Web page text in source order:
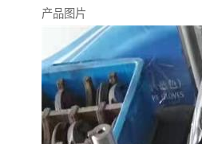
产品图片